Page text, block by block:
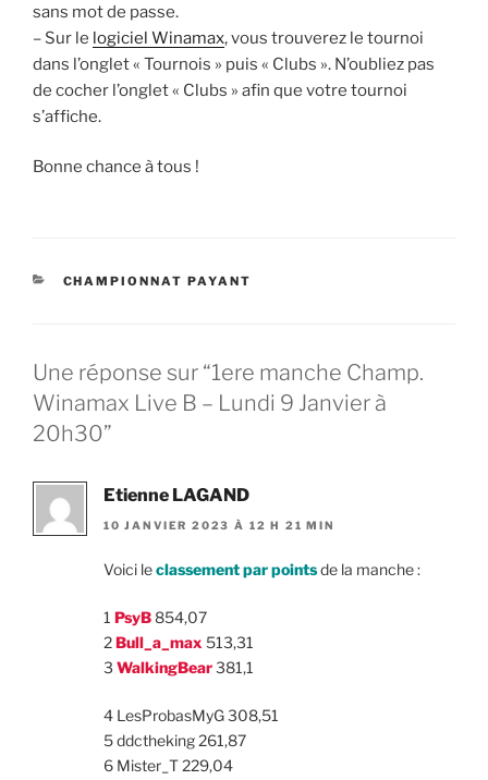
sans mot de passe.
– Sur le logiciel Winamax, vous trouverez le tournoi
dans l’onglet « Tournois » puis « Clubs ». N’oubliez pas
de cocher l’onglet « Clubs » afin que votre tournoi
s’affiche.
Bonne chance à tous !
CATÉGORIES
CHAMPIONNAT PAYANT
Une réponse sur “1ere manche Champ.
Winamax Live B – Lundi 9 Janvier à
20h30”
Etienne LAGAND
10 JANVIER 2023 À 12 H 21 MIN
Voici leclassement par pointsde la manche :
1 PsyB 854,07
2Bull_a_max 513,31
3 WalkingBear381,1
4 LesProbasMyG 308,51
5 ddctheking 261,87
6 Mister_T 229,04